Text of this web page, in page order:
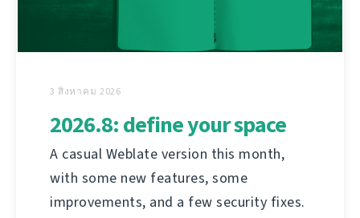
3 สิงหาคม 2026
2026.8: define your space
A casual Weblate version this month,
with some new features, some
improvements, and a few security fixes.